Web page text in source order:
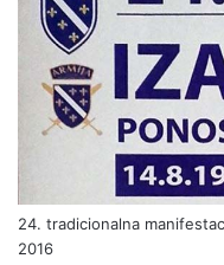
24. tradicionalna
2016